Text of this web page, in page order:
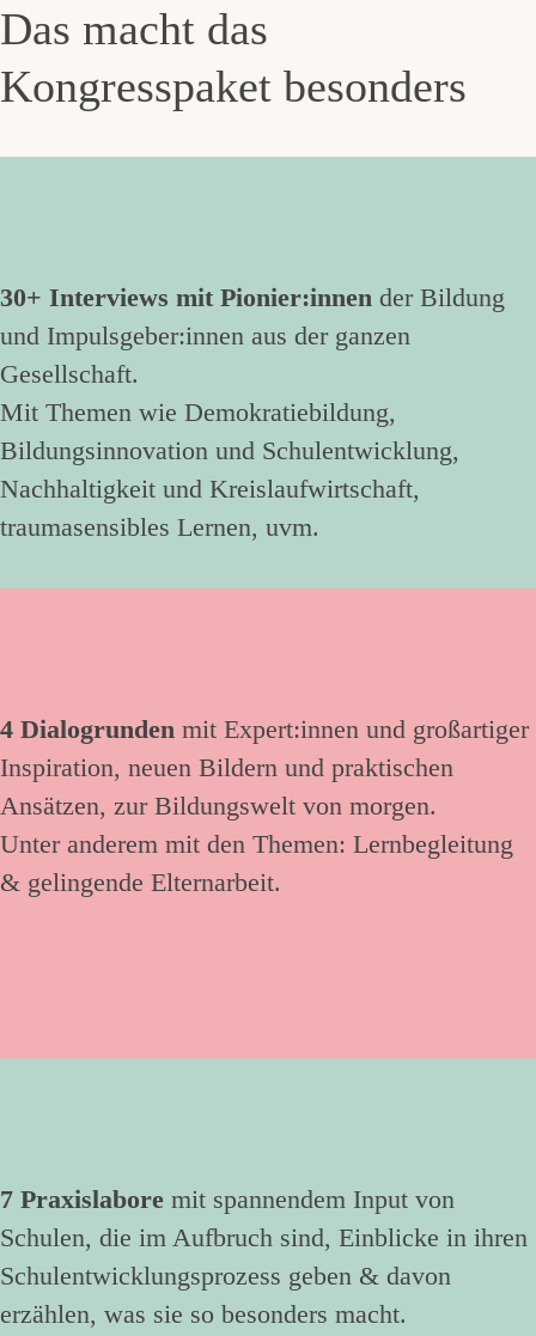
Das macht das
Kongresspaket besonders
30+ Interviews mit Pionier:innen der Bildung
und Impulsgeber:innen aus der ganzen
Gesellschaft.
Mit Themen wie Demokratiebildung,
Bildungsinnovation und Schulentwicklung,
Nachhaltigkeit und Kreislaufwirtschaft,
traumasensibles Lernen, uvm.
4 Dialogrunden mit Expert:innen und großartiger
Inspiration, neuen Bildern und praktischen
Ansätzen, zur Bildungswelt von morgen.
Unter anderem mit den Themen: Lernbegleitung
& gelingende Elternarbeit.
7 Praxislabore mit spannendem Input von
Schulen, die im Aufbruch sind, Einblicke in ihren
Schulentwicklungsprozess geben & davon
erzählen, was sie so besonders macht.